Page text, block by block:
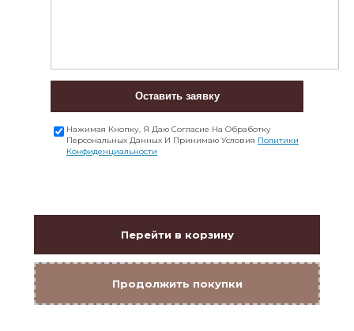
Оставить заявку
Нажимая Кнопку, Я Даю Согласие На Обработку
Персональных Данных И Принимаю Условия Политики
Конфиденциальности
Перейти в корзину
Продолжить покупки